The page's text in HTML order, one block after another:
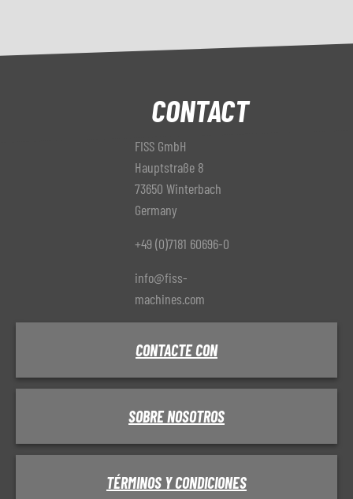
CONTACT
FISS GmbH
Hauptstraße 8
73650 Winterbach
Germany
+49 (0)7181 60696-0
info@fiss-
machines.com
CONTACTE CON
SOBRE NOSOTROS
TÉRMINOS Y CONDICIONES